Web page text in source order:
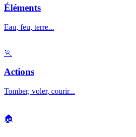
Éléments
Eau, feu, terre...
🏃
Actions
Tomber, voler, courir...
🏠